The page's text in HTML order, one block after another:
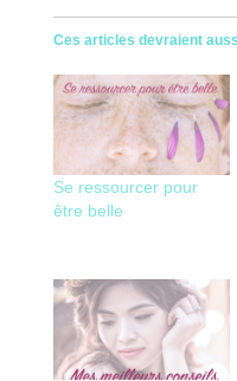
Ces articles devraient
Se ressourcer pour
être belle